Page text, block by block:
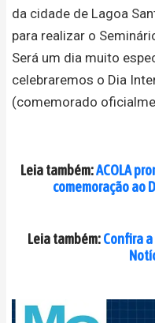
da cidade de Lagoa
para realizar o
Será um dia muito
celebraremos o Dia
(comemorado
Leia também:ACOLA
comemoração ao
Leia também:Confira